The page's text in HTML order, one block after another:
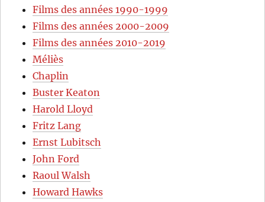
Films des années 1990-1999
Films des années 2000-2009
Films des années 2010-2019
Méliès
Chaplin
Buster Keaton
Harold Lloyd
Fritz Lang
Ernst Lubitsch
John Ford
Raoul Walsh
Howard Hawks